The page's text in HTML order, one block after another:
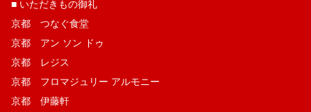
■ いただきもの御礼
京都 つなぐ食堂
京都 アン ソン ドゥ
京都 レジス
京都 フロマジュリー アルモニー
京都 伊藤軒